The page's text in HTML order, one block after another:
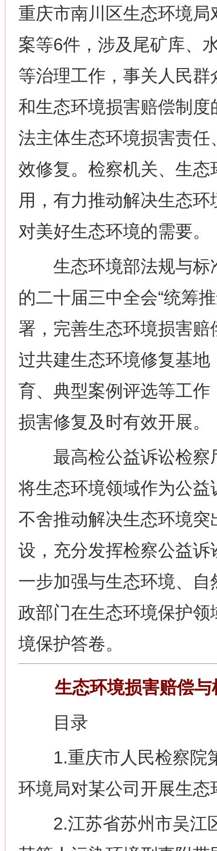
重庆市南川区生态环境
案等6件，涉及尾矿库、
等治理工作，事关人民
和生态环境损害赔偿制
法主体生态环境损害责
效修复。检察机关、生
用，有力推动解决生态
对美好生态环境的需要。
生态环境部法规与标
的二十届三中全会“统筹
署，完善生态环境损害
过共建生态环境修复基
育、典型案例评选等工
损害修复及时有效开展。
最高检公益诉讼检察
将生态环境领域作为公
不舍推动解决生态环境
设，充分发挥检察公益
一步加强与生态环境、
政部门在生态环境保护
境保护答卷。
生态环境损害赔偿
目录
1.重庆市人民检察院
环境局对某公司开展生态
2.江苏省苏州市吴江